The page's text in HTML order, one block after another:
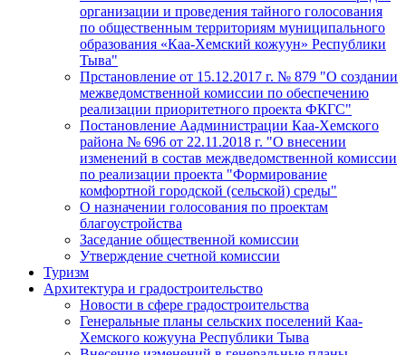
организации и проведения тайного голосования
по общественным территориям муниципального
образования «Каа-Хемский кожуун» Республики
Тыва"
Прстановление от 15.12.2017 г. № 879 "О создании
межведомственной комиссии по обеспечению
реализации приоритетного проекта ФКГС"
Постановление Аадминистрации Каа-Хемского
района № 696 от 22.11.2018 г. "О внесении
изменений в состав междведомственной комиссии
по реализации проекта "Формирование
комфортной городской (сельской) среды"
О назначении голосования по проектам
благоустройства
Заседание общественной комиссии
Утверждение счетной комиссии
Туризм
Архитектура и градостроительство
Новости в сфере градостроительства
Генеральные планы сельских поселений Каа-
Хемского кожууна Республики Тыва